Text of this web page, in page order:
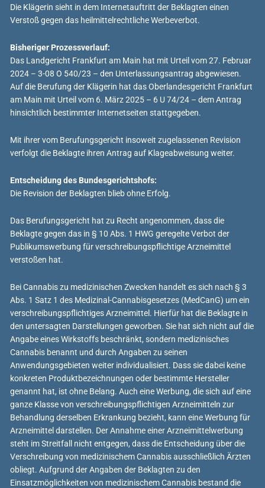
Die Klägerin sieht in dem Internetauftritt der Beklagten einen
Verstoß gegen das heilmittelrechtliche Werbeverbot.
Bisheriger Prozessverlauf:
Das Landgericht Frankfurt am Main hat mit Urteil vom 27. Februar
2024 – 3-08 O 540/23 – den Unterlassungsantrag abgewiesen.
Auf die Berufung der Klägerin hat das Oberlandesgericht Frankfurt
am Main mit Urteil vom 6. März 2025 – 6 U 74/24 – dem Antrag
hinsichtlich bestimmter Internetseiten stattgegeben.
Mit ihrer vom Berufungsgericht insoweit zugelassenen Revision
verfolgt die Beklagte ihren Antrag auf Klageabweisung weiter.
Entscheidung des Bundesgerichtshofs:
Die Revision der Beklagten blieb ohne Erfolg.
Das Berufungsgericht hat zu Recht angenommen, dass die
Beklagte gegen das in § 10 Abs. 1 HWG geregelte Verbot der
Publikumswerbung für verschreibungspflichtige Arzneimittel
verstoßen hat.
Bei Cannabis zu medizinischen Zwecken handelt es sich nach § 3
Abs. 1 Satz 1 des Medizinal-Cannabisgesetzes (MedCanG) um ein
verschreibungspflichtiges Arzneimittel. Hierfür hat die Beklagte in
den untersagten Darstellungen geworben. Sie hat sich nicht auf die
Angabe eines Wirkstoffs beschränkt, sondern medizinisches
Cannabis benannt und durch Angaben zu seinen
Anwendungsgebieten weiter individualisiert. Dass sie dabei keine
konkreten Produktbezeichnungen oder bestimmte Hersteller
genannt hat, ist ohne Belang. Auch eine Werbung, die sich auf eine
ganze Klasse von verschreibungspflichtigen Arzneimitteln zur
Behandlung derselben Erkrankung bezieht, kann eine Werbung für
Arzneimittel darstellen. Der Annahme einer Arzneimittelwerbung
steht im Streitfall nicht entgegen, dass die Entscheidung über die
Verschreibung von medizinischem Cannabis ausschließlich Ärzten
obliegt. Aufgrund der Angaben der Beklagten zu den
Einsatzmöglichkeiten von medizinischem Cannabis bestand die